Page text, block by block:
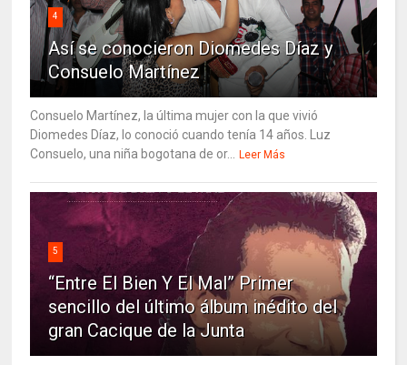
4
Así se conocieron Diomedes Díaz y
Consuelo Martínez
Consuelo Martínez, la última mujer con la que vivió
Diomedes Díaz, lo conoció cuando tenía 14 años. Luz
Consuelo, una niña bogotana de or... Leer Más
5
“Entre El Bien Y El Mal” Primer
sencillo del último álbum inédito del
gran Cacique de la Junta